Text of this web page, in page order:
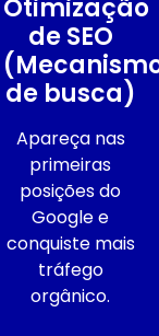
Otimização
de SEO
de busca)
Apareça nas
primeiras
posições do
Google e
conquiste mais
tráfego
orgânico.